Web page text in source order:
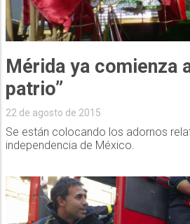
Mérida ya comienza
patrio”
22 de agosto de 2015
Se están colocando los adornos
independencia de México.